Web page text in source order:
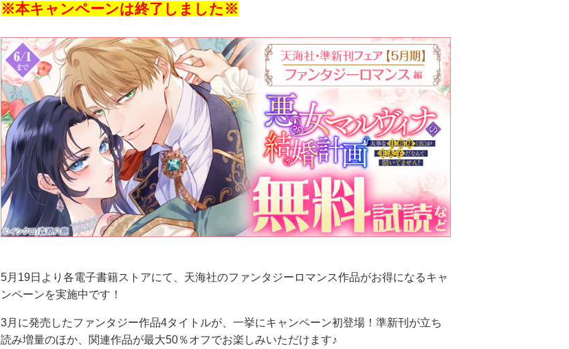
※本キャンペーンは終了しました※
5月19日より各電子書籍ストアにて、天海社のファンタジーロマンス作品がお得になるキャ
ンペーンを実施中です！
3月に発売したファンタジー作品4タイトルが、一挙にキャンペーン初登場！準新刊が立ち
読み増量のほか、関連作品が最大50％オフでお楽しみいただけます♪